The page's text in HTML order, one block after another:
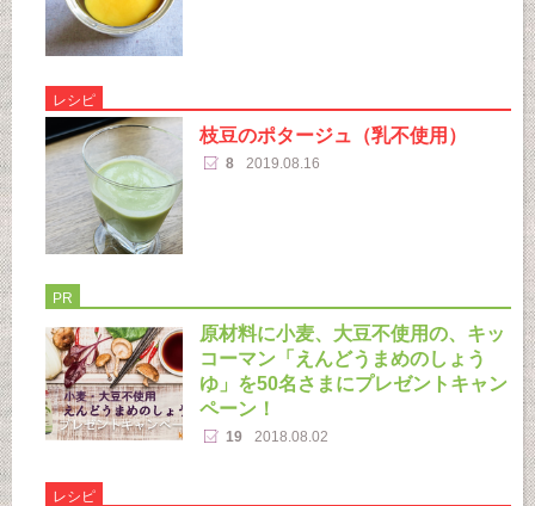
レシピ
枝豆のポタージュ（乳不使用）
8 2019.08.16
PR
原材料に小麦、大豆不使用の、キッ
コーマン「えんどうまめのしょう
ゆ」を50名さまにプレゼントキャン
ペーン！
19 2018.08.02
レシピ